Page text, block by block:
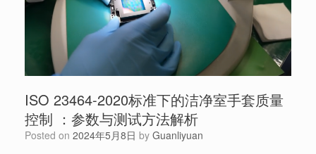
ISO 23464-2020标准下的洁净室手套质量
控制 ：参数与测试方法解析
Posted on 2024年5月8日 by Guanliyuan